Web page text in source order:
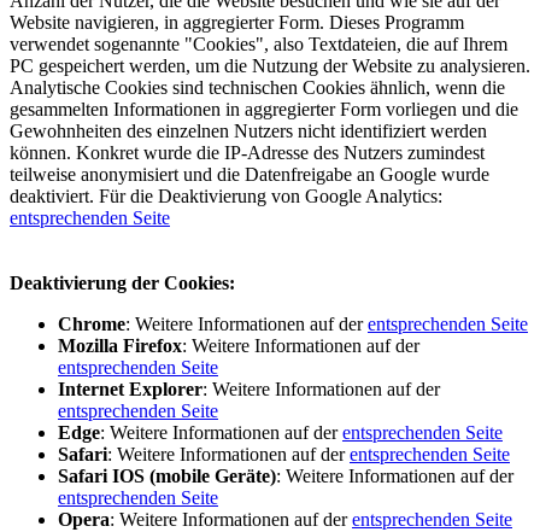
Website navigieren, in aggregierter Form. Dieses Programm
verwendet sogenannte "Cookies", also Textdateien, die auf Ihrem
PC gespeichert werden, um die Nutzung der Website zu analysieren.
Analytische Cookies sind technischen Cookies ähnlich, wenn die
gesammelten Informationen in aggregierter Form vorliegen und die
Gewohnheiten des einzelnen Nutzers nicht identifiziert werden
können. Konkret wurde die IP-Adresse des Nutzers zumindest
teilweise anonymisiert und die Datenfreigabe an Google wurde
deaktiviert. Für die Deaktivierung von Google Analytics:
entsprechenden Seite
Deaktivierung der Cookies:
Chrome: Weitere Informationen auf derentsprechenden Seite
Mozilla Firefox: Weitere Informationen auf der
entsprechenden Seite
Internet Explorer: Weitere Informationen auf der
entsprechenden Seite
Edge: Weitere Informationen auf derentsprechenden Seite
Safari: Weitere Informationen auf derentsprechenden Seite
Safari IOS (mobile Geräte): Weitere Informationen auf der
entsprechenden Seite
Opera: Weitere Informationen auf derentsprechenden Seite